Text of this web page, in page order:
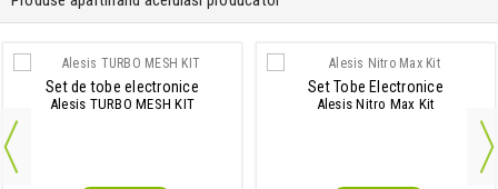
Set de tobe electronice
Alesis TURBO MESH KIT
Set Tobe Electronice
Alesis Nitro Max Kit